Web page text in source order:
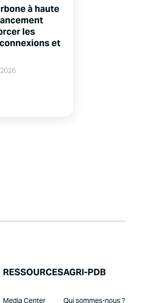
à haute
les
et
RESSOURCES
Media Center
AGRI-PDB
Qui sommes-nous ?